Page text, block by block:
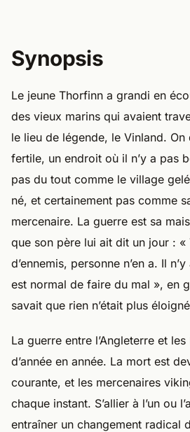
Synopsis
Le jeune Thorfinn a grandi en
des vieux marins qui avaient
le lieu de légende, le Vinland. On
fertile, un endroit où il n’y a pas
pas du tout comme le village
né, et certainement pas comme
mercenaire. La guerre est sa
que son père lui ait dit un jour : «
d’ennemis, personne n’en a. Il
est normal de faire du mal », en
savait que rien n’était plus
La guerre entre l’Angleterre et les
d’année en année. La mort est
courante, et les mercenaires
chaque instant. S’allier à l’un ou
entraîner un changement radical